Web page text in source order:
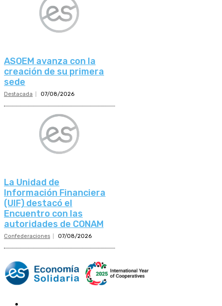
ASOEM avanza con la
creación de su primera
sede
Destacada 07/08/2026
La Unidad de
Información Financiera
(UIF) destacó el
Encuentro con las
autoridades de CONAM
Confederaciones 07/08/2026